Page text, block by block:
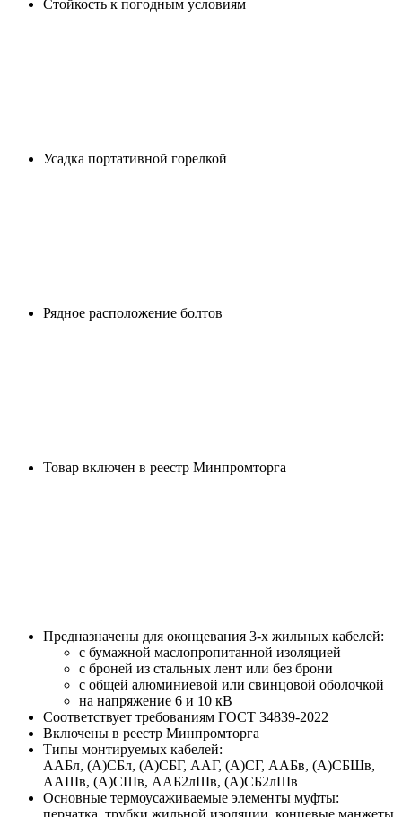
Cтойкость к погодным условиям
Усадка портативной горелкой
Рядное расположение болтов
Товар включен в реестр Минпромторга
Предназначены для оконцевания 3-х жильных кабелей:
с бумажной маслопропитанной изоляцией
с броней из стальных лент или без брони
с общей алюминиевой или свинцовой оболочкой
на напряжение 6 и 10 кВ
Соответствует требованиям ГОСТ 34839-2022
Включены в реестр Минпромторга
Типы монтируемых кабелей:
ААБл, (А)СБл, (А)СБГ, ААГ, (А)СГ, ААБв, (А)СБШв,
ААШв, (А)СШв, ААБ2лШв, (А)СБ2лШв
Основные термоусаживаемые элементы муфты: